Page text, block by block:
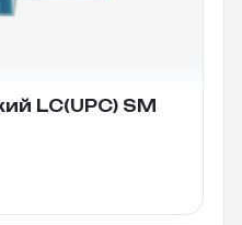
LC(UPC) SM